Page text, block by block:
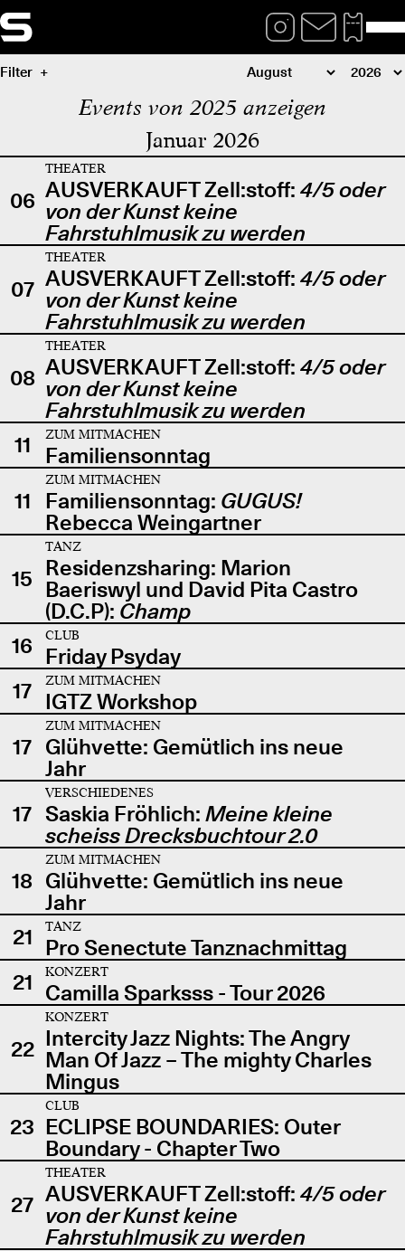
Filter
Events von 2025 anzeigen
Januar 2026
06
THEATER
AUSVERKAUFT Zell:stoff: 4/5 oder
von der Kunst keine
Fahrstuhlmusik zu werden
07
THEATER
AUSVERKAUFT Zell:stoff: 4/5 oder
von der Kunst keine
Fahrstuhlmusik zu werden
08
THEATER
AUSVERKAUFT Zell:stoff: 4/5 oder
von der Kunst keine
Fahrstuhlmusik zu werden
11
ZUM MITMACHEN
Familiensonntag
11
ZUM MITMACHEN
Familiensonntag: GUGUS!
Rebecca Weingartner
15
TANZ
Residenzsharing: Marion
Baeriswyl und David Pita Castro
(D.C.P): Champ
16
CLUB
Friday Psyday
17
ZUM MITMACHEN
IGTZ Workshop
17
ZUM MITMACHEN
Glühvette: Gemütlich ins neue
Jahr
17
VERSCHIEDENES
Saskia Fröhlich: Meine kleine
scheiss Drecksbuchtour 2.0
18
ZUM MITMACHEN
Glühvette: Gemütlich ins neue
Jahr
21
TANZ
Pro Senectute Tanznachmittag
21
KONZERT
Camilla Sparksss - Tour 2026
22
KONZERT
Intercity Jazz Nights: The Angry
Man Of Jazz – The mighty Charles
Mingus
23
CLUB
ECLIPSE BOUNDARIES: Outer
Boundary - Chapter Two
27
THEATER
AUSVERKAUFT Zell:stoff: 4/5 oder
von der Kunst keine
Fahrstuhlmusik zu werden